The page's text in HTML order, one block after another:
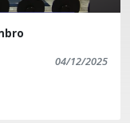
04/12/2025